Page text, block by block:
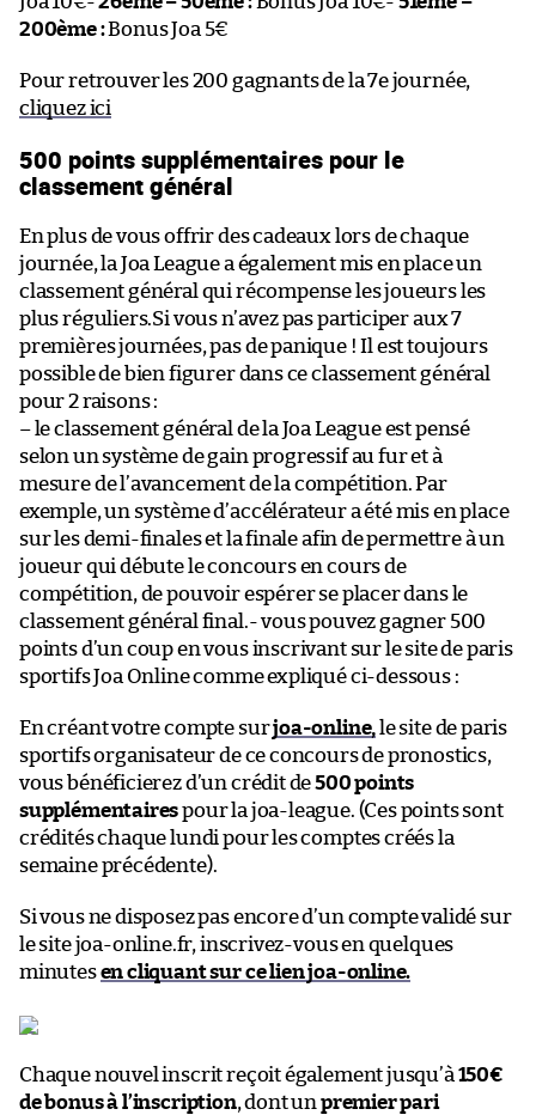
200ème :Bonus Joa 5€
Pour retrouver les 200 gagnants de la 7e journée,
cliquez ici
500 points supplémentaires pour le
classement général
En plus de vous offrir des cadeaux lors de chaque
journée, la Joa League a également mis en place un
classement général qui récompense les joueurs les
plus réguliers.Si vous n’avez pas participer aux 7
premières journées, pas de panique ! Il est toujours
possible de bien figurer dans ce classement général
pour 2 raisons :
– le classement général de la Joa League est pensé
selon un système de gain progressif au fur et à
mesure de l’avancement de la compétition. Par
exemple, un système d’accélérateur a été mis en place
sur les demi-finales et la finale afin de permettre à un
joueur qui débute le concours en cours de
compétition, de pouvoir espérer se placer dans le
classement général final.- vous pouvez gagner 500
points d’un coup en vous inscrivant sur le site de paris
sportifs Joa Online comme expliqué ci-dessous :
En créant votre compte surjoa-online, le site de paris
sportifs organisateur de ce concours de pronostics,
vous bénéficierez d’un crédit de500 points
supplémentairespour la joa-league. (Ces points sont
crédités chaque lundi pour les comptes créés la
semaine précédente).
Si vous ne disposez pas encore d’un compte validé sur
le site joa-online.fr, inscrivez-vous en quelques
minutesen cliquant sur ce lien joa-online.
Chaque nouvel inscrit reçoit également jusqu’à 150€
de bonus à l’inscription, dont un premier pari